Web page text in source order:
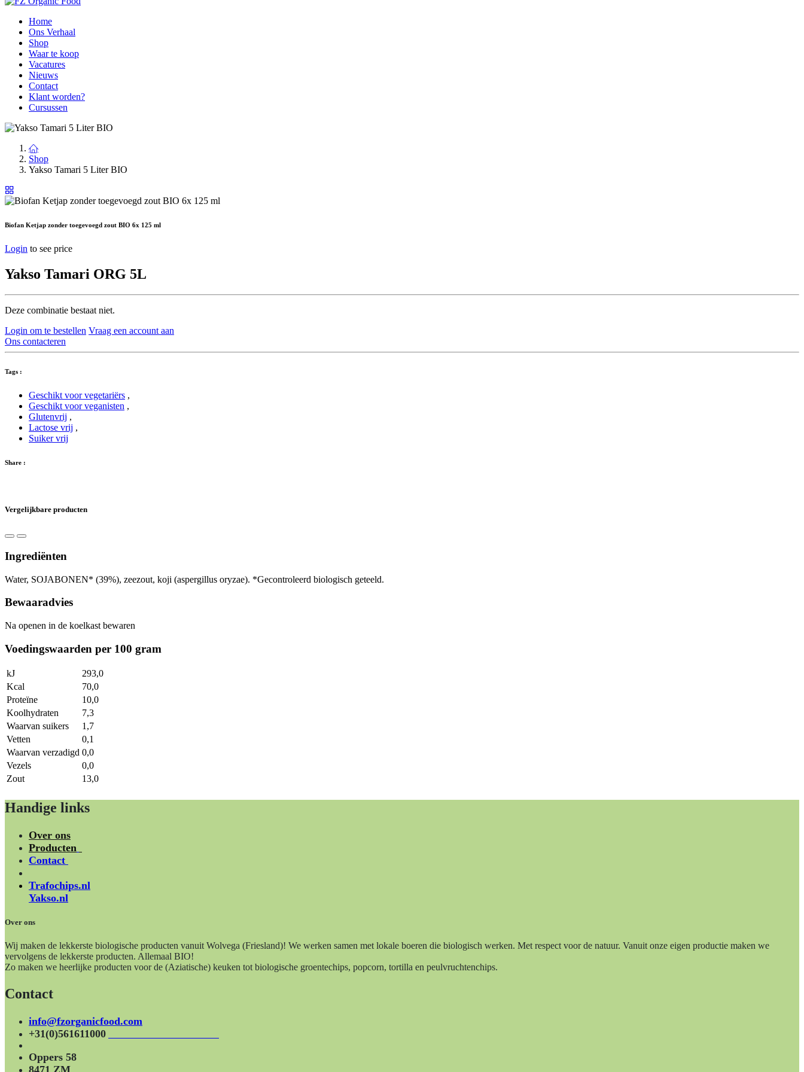
Home
Ons Verhaal
Shop
Waar te koop
Vacatures
Nieuws
Contact
Klant worden?
Cursussen
Shop
Yakso Tamari 5 Liter BIO
Biofan Ketjap zonder toegevoegd zout BIO 6x 125 ml
Login to see price
Yakso Tamari ORG 5L
Deze combinatie bestaat niet.
Login om te bestellen Vraag een account aan
Ons contacteren
Tags :
Geschikt voor vegetariërs ,
Geschikt voor veganisten ,
Glutenvrij ,
Lactose vrij ,
Suiker vrij
Share :
Vergelijkbare producten
Ingrediënten
Water, SOJABONEN* (39%), zeezout, koji (aspergillus oryzae). *Gecontroleerd biologisch geteeld.
Bewaaradvies
Na openen in de koelkast bewaren
Voedingswaarden per 100 gram
kJ
293,0
Kcal
70,0
Proteïne
10,0
Koolhydraten
7,3
Waarvan suikers
1,7
Vetten
0,1
Waarvan verzadigd 0,0
Vezels
0,0
Zout
13,0
Handige links
Over ons
Producten
Contact
Trafochips.nl
Yakso.nl
Over ons
Wij maken de lekkerste biologische producten vanuit Wolvega (Friesland)! We werken samen met lokale boeren die biologisch werken. Met respect voor de natuur. Vanuit onze eigen productie maken we
vervolgens de lekkerste producten. Allemaal BIO!
Zo maken we heerlijke producten voor de (Aziatische) keuken tot biologische groentechips, popcorn, tortilla en peulvruchtenchips.
Contact
info@fzorganicfood.com
+31(0)561611000
Oppers 58